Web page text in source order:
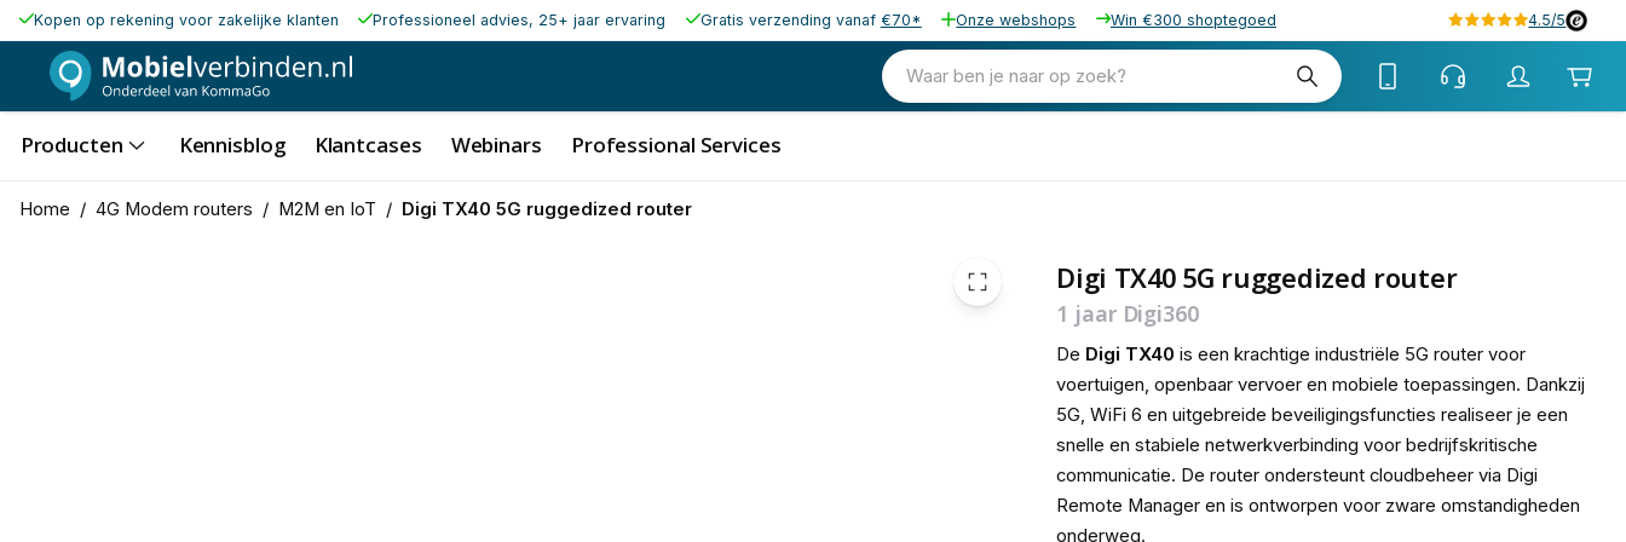
Kopen op rekening voor zakelijke klanten Professioneel advies, 25+ jaar ervaring Gratis verzending vanaf €70* Onze webshops Win €300 shoptegoed 4.5/5
Waar ben je naar op zoek?
Producten Kennisblog Klantcases Webinars Professional Services
Home / 4G Modem routers / M2M en IoT / Digi TX40 5G ruggedized router
Digi TX40 5G ruggedized router
1 jaar Digi360
De Digi TX40 is een krachtige industriële 5G router voor
voertuigen, openbaar vervoer en mobiele toepassingen. Dankzij
5G, WiFi 6 en uitgebreide beveiligingsfuncties realiseer je een
snelle en stabiele netwerkverbinding voor bedrijfskritische
communicatie. De router ondersteunt cloudbeheer via Digi
Remote Manager en is ontworpen voor zware omstandigheden
onderweg.
1.957,15 excl. btw
2.368,15 incl. btw